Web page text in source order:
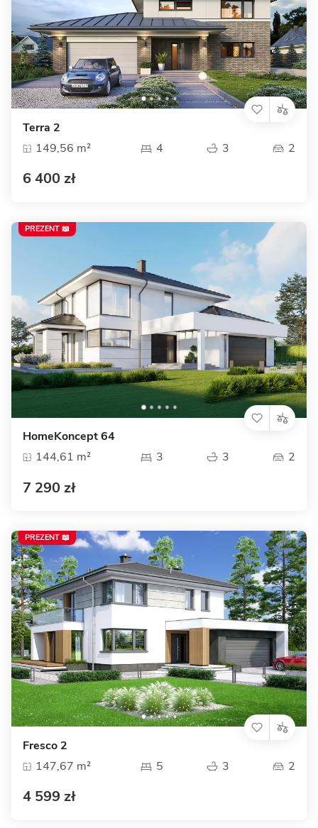
Terra 2
149,56 m²
4 3 2
6 400 zł
HomeKoncept 64
144,61 m²
3 3 2
7 290 zł
PREZENT 📖
Fresco 2
147,67 m²
5 3 2
4 599 zł
PREZENT 📖